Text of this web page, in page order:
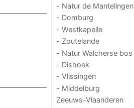
- Natur de Mantelingen
- Domburg
- Westkapelle
- Zoutelande
- Natur Walcherse bos
- Dishoek
- Vlissingen
- Middelburg
Zeeuws-Vlaanderen